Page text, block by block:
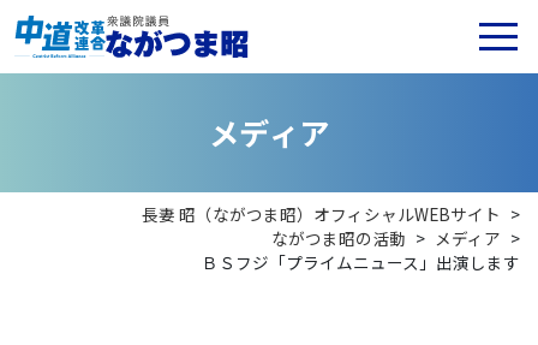
メディア
長妻 昭（ながつま昭）オフィシャルWEBサイト >
ながつま昭の活動 > メディア >
ＢＳフジ「プライムニュース」出演します